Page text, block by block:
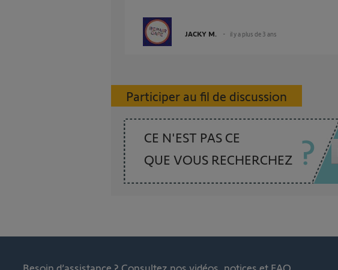
JACKY M. il y a plus de 3 ans
Participer au fil de discussion
CE N'EST PAS CE
QUE VOUS RECHERCHEZ
Besoin d’assistance ? Consultez nos vidéos, notices et FAQ